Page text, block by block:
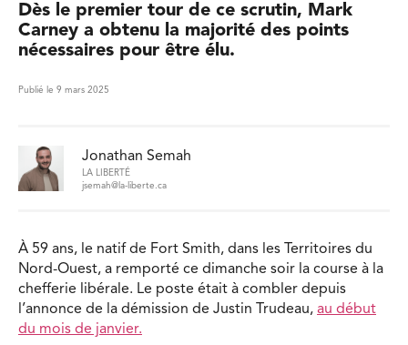
Dès le premier tour de ce scrutin, Mark
Carney a obtenu la majorité des points
nécessaires pour être élu.
Publié le 9 mars 2025
Jonathan Semah
LA LIBERTÉ
jsemah@la-liberte.ca
À 59 ans, le natif de Fort Smith, dans les Territoires du
Nord-Ouest, a remporté ce dimanche soir la course à la
chefferie libérale. Le poste était à combler depuis
l’annonce de la démission de Justin Trudeau, au début
du mois de janvier.